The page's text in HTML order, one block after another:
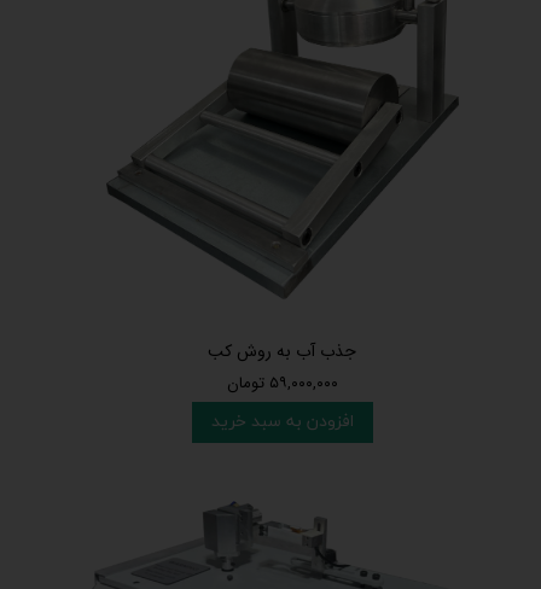
جذب آب به روش کب
۵۹,۰۰۰,۰۰۰ تومان
افزودن به سبد خرید